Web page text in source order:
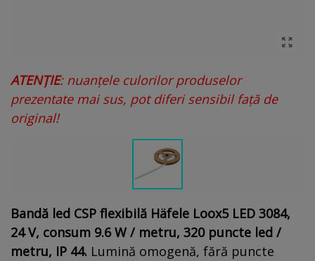
ATENȚIE: nuanțele culorilor produselor
prezentate mai sus, pot diferi sensibil față de
original!
Bandă led CSP flexibilă Häfele Loox5 LED 3084,
24 V, consum 9.6 W / metru, 320 puncte led /
metru, IP 44. Lumină omogenă, fără puncte